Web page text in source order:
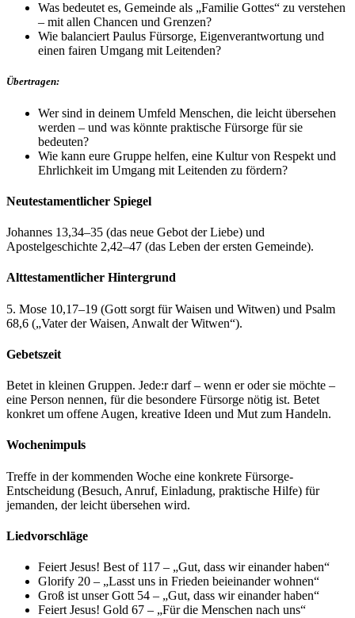
Was bedeutet es, Gemeinde als „Familie Gottes“ zu verstehen
– mit allen Chancen und Grenzen?
Wie balanciert Paulus Fürsorge, Eigenverantwortung und
einen fairen Umgang mit Leitenden?
Übertragen:
Wer sind in deinem Umfeld Menschen, die leicht übersehen
werden – und was könnte praktische Fürsorge für sie
bedeuten?
Wie kann eure Gruppe helfen, eine Kultur von Respekt und
Ehrlichkeit im Umgang mit Leitenden zu fördern?
Neutestamentlicher Spiegel
Johannes 13,34–35 (das neue Gebot der Liebe) und
Apostelgeschichte 2,42–47 (das Leben der ersten Gemeinde).
Alttestamentlicher Hintergrund
5. Mose 10,17–19 (Gott sorgt für Waisen und Witwen) und Psalm
68,6 („Vater der Waisen, Anwalt der Witwen“).
Gebetszeit
Betet in kleinen Gruppen. Jede:r darf – wenn er oder sie möchte –
eine Person nennen, für die besondere Fürsorge nötig ist. Betet
konkret um offene Augen, kreative Ideen und Mut zum Handeln.
Wochenimpuls
Treffe in der kommenden Woche eine konkrete Fürsorge-
Entscheidung (Besuch, Anruf, Einladung, praktische Hilfe) für
jemanden, der leicht übersehen wird.
Liedvorschläge
Feiert Jesus! Best of 117 – „Gut, dass wir einander haben“
Glorify 20 – „Lasst uns in Frieden beieinander wohnen“
Groß ist unser Gott 54 – „Gut, dass wir einander haben“
Feiert Jesus! Gold 67 – „Für die Menschen nach uns“